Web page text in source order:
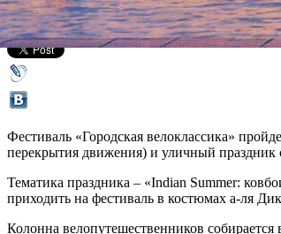
Все афиша плюс
Фестиваль «Городская велоклассика»
перекрытия движения) и уличный
Тематика праздника – «Indian Summer:
приходить на фестиваль в костюмах а-ля
Колонна велопутешественников